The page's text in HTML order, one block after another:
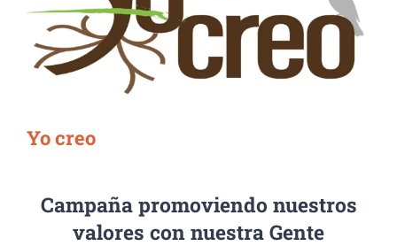
Yo creo
Campaña promoviendo nuestros
valores con nuestra Gente